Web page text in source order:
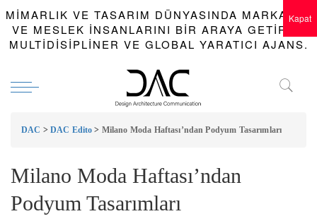
MIMARLIK VE TASARIM DÜNYASINDA MARKALAR
VE MESLEK INSANLARINI BIR ARAYA GETIREN
MULTIDISIPLINER VE GLOBAL YARATICI AJANS.
DAC > DAC Edito > Milano Moda Haftası’ndan Podyum Tasarımları
Milano Moda Haftası’ndan
Podyum Tasarımları
Kapat